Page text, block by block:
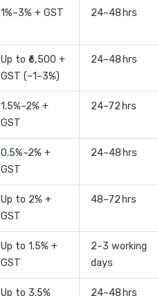
1%–3% + GST 24–48 hrs
Up to ₹6,500 +
GST (~1–3%)
24–48 hrs
1.5%–2% +
GST
24–72 hrs
0.5%–2% +
GST
24–48 hrs
Up to 2% +
GST
48–72 hrs
Up to 1.5% +
GST
2–3 working
days
Up to 3.5%
24–48 hrs